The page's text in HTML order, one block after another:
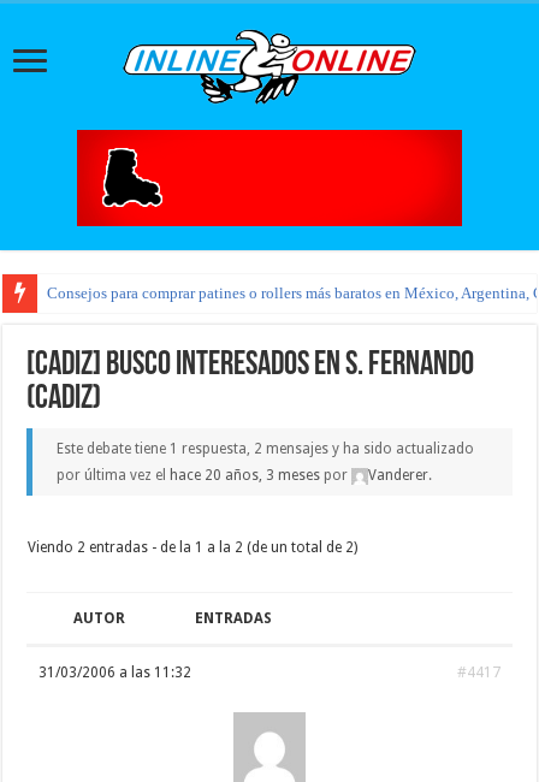
Consejos para comprar patines o rollers más baratos en México, Argentina,
[CADIZ] BUSCO INTERESADOS EN S. FERNANDO
(CADIZ)
Este debate tiene 1 respuesta, 2 mensajes y ha sido actualizado
por última vez el hace 20 años, 3 mesespor Vanderer.
Viendo 2 entradas - de la 1 a la 2 (de un total de 2)
AUTOR ENTRADAS
31/03/2006 a las 11:32 #4417